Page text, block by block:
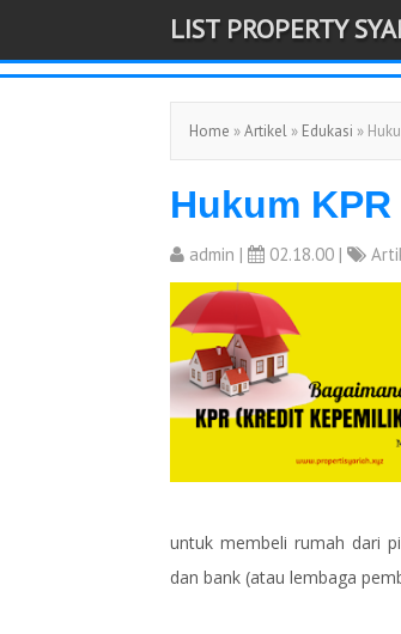
-->
LIST PROPERTY
Home »Artikel » Edukasi »
Hukum
admin | 02.18.00 |
untuk membeli rumah dari
dan bank (atau lembaga